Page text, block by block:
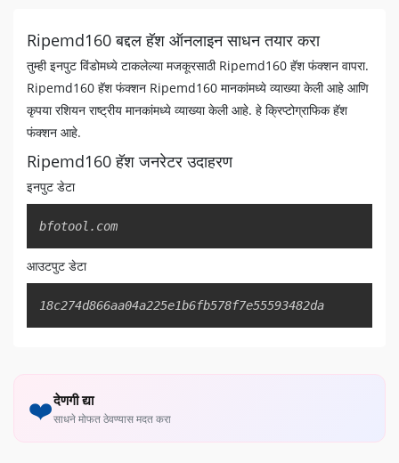
Ripemd160 बद्दल हॅश ऑनलाइन साधन तयार करा
तुम्ही इनपुट विंडोमध्ये टाकलेल्या मजकूरसाठी Ripemd160 हॅश फंक्शन वापरा.
Ripemd160 हॅश फंक्शन Ripemd160 मानकांमध्ये व्याख्या केली आहे आणि
कृपया रशियन राष्ट्रीय मानकांमध्ये व्याख्या केली आहे. हे क्रिप्टोग्राफिक हॅश
फंक्शन आहे.
Ripemd160 हॅश जनरेटर उदाहरण
इनपुट डेटा
bfotool.com
आउटपुट डेटा
18c274d866aa04a225e1b6fb578f7e55593482da
❤️देणगी द्या
साधने मोफत ठेवण्यास मदत करा